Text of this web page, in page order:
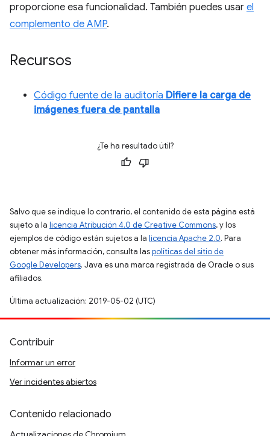
proporcione esa funcionalidad. También puedes usar el
complemento de AMP.
Recursos
Código fuente de la auditoría Difiere la carga de
imágenes fuera de pantalla
¿Te ha resultado útil?
Salvo que se indique lo contrario, el contenido de esta página está
sujeto a la licencia Atribución 4.0 de Creative Commons, y los
ejemplos de código están sujetos a la licencia Apache 2.0. Para
obtener más información, consulta laspolíticas del sitio de
Google Developers. Java es una marca registrada de Oracle o sus
afiliados.
Última actualización: 2019-05-02 (UTC)
Contribuir
Informar un error
Ver incidentes abiertos
Contenido relacionado